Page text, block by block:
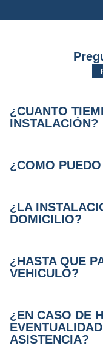
¿CUANTO
INSTALACIÓN?
¿COMO
¿LA
DOMICILIO?
¿HASTA QUE
VEHICULO?
¿EN CASO DE
ASISTENCIA?